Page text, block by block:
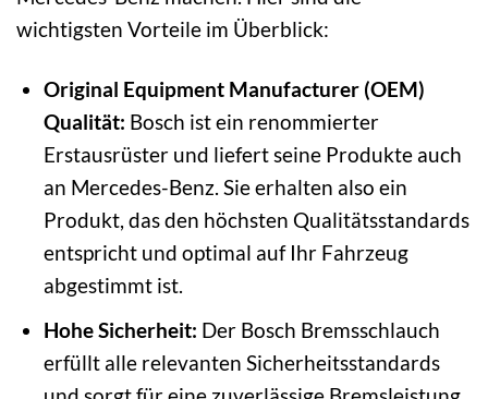
wichtigsten Vorteile im Überblick:
Original Equipment Manufacturer (OEM)
Qualität: Bosch ist ein renommierter
Erstausrüster und liefert seine Produkte auch
an Mercedes-Benz. Sie erhalten also ein
Produkt, das den höchsten Qualitätsstandards
entspricht und optimal auf Ihr Fahrzeug
abgestimmt ist.
Hohe Sicherheit: Der Bosch Bremsschlauch
erfüllt alle relevanten Sicherheitsstandards